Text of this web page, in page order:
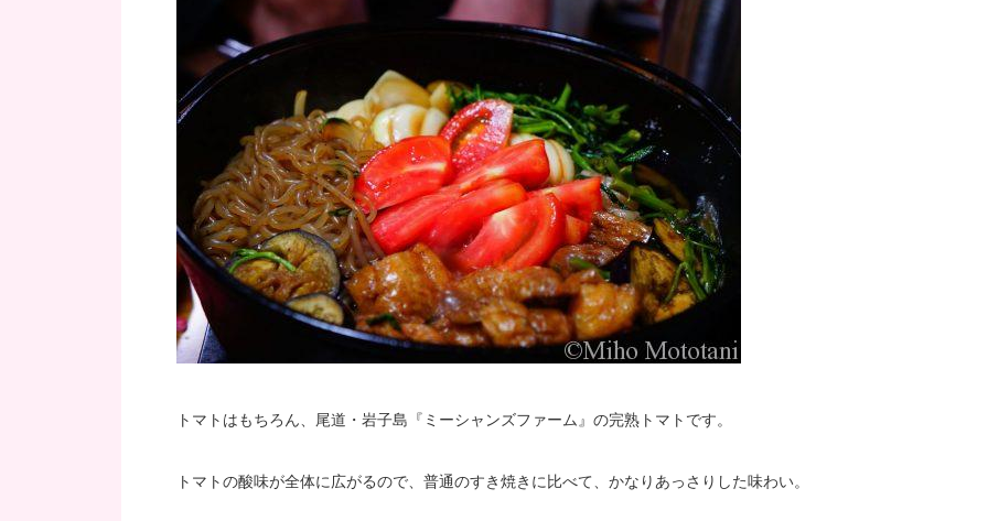
トマトはもちろん、尾道・岩子島『ミーシャンズファーム』の完熟トマトです。
トマトの酸味が全体に広がるので、普通のすき焼きに比べて、かなりあっさりした味わい。